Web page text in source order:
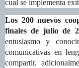
cual se implementa
Los 200 nuevos
finales de julio de
entusiasmo y
comunicativas en
compartir,